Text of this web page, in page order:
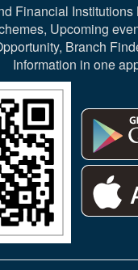
Financial Institutions
Upcoming
Branch
Information in one